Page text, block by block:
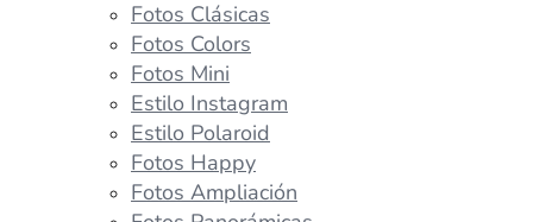
Fotos Clásicas
Fotos Colors
Fotos Mini
Estilo Instagram
Estilo Polaroid
Fotos Happy
Fotos Ampliación